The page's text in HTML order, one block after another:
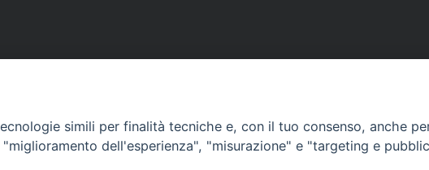
simili per finalità tecniche e, con il tuo consenso, anche
dell'esperienza", "misurazione" e "targeting e